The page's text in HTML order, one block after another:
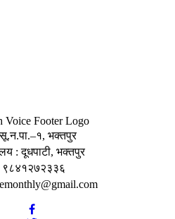
सू.न.पा.–१, भक्तपुर
: दूधपाटी, भक्तपुर
९८४१२७२३३६